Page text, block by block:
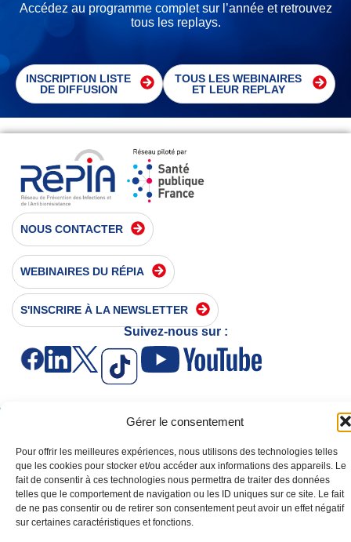
Gérer le consentement
Pour offrir les meilleures expériences, nous utilisons des technologies telles
que les cookies pour stocker et/ou accéder aux informations des appareils. Le
fait de consentir à ces technologies nous permettra de traiter des données
telles que le comportement de navigation ou les ID uniques sur ce site. Le fait
de ne pas consentir ou de retirer son consentement peut avoir un effet négatif
sur certaines caractéristiques et fonctions.
Accédez au programme complet sur l’année et retrouvez
tous les replays.
INSCRIPTION LISTE
DE DIFFUSION
TOUS LES WEBINAIRES
ET LEUR REPLAY
NOUS CONTACTER
WEBINAIRES DU RÉPIA
S'INSCRIRE À LA NEWSLETTER
Suivez-nous sur :
Copyright ©2024 RéPIA, Tous droits réservés.
POLITIQUE DE COOKIES